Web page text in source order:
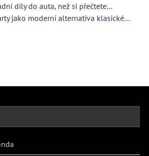
díly do auta, než si přečtete…
jako moderní alternativa klasické…